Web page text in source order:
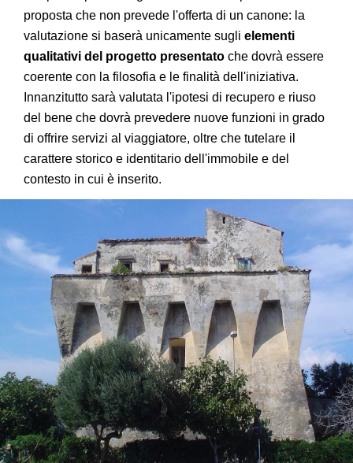
proposta che non prevede l'offerta di un canone: la
valutazione si baserà unicamente sugli elementi
qualitativi del progetto presentato che dovrà essere
coerente con la filosofia e le finalità dell'iniziativa.
Innanzitutto sarà valutata l'ipotesi di recupero e riuso
del bene che dovrà prevedere nuove funzioni in grado
di offrire servizi al viaggiatore, oltre che tutelare il
carattere storico e identitario dell'immobile e del
contesto in cui è inserito.